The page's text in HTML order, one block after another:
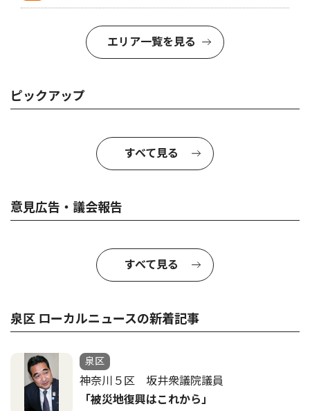
エリア一覧を見る
ピックアップ
すべて見る
意見広告・議会報告
すべて見る
泉区 ローカルニュースの新着記事
泉区
神奈川５区 坂井衆議院議員
「被災地復興はこれから」